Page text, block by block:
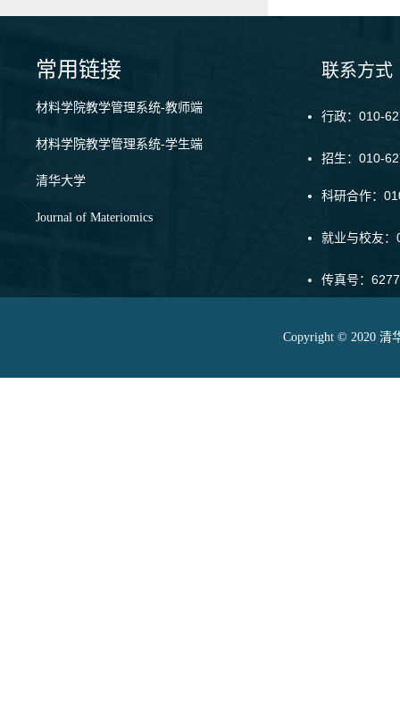
常用链接
材料学院教学管理系统-教师端
材料学院教学管理系统-学生端
清华大学
Journal of Materiomics
联系方式
行政：010-
招生：010-
科研合作：
就业与校友
传真号：
Copyright © 2020 清